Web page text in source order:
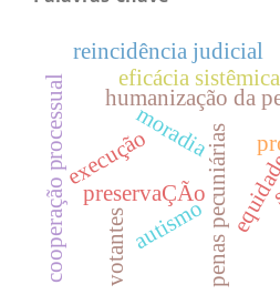
penas pecuniárias
preservaÇÃo
humanização da
moradia
execução
cooperação processual eficácia sistêmica
reincidência judicial
autismo
votantes